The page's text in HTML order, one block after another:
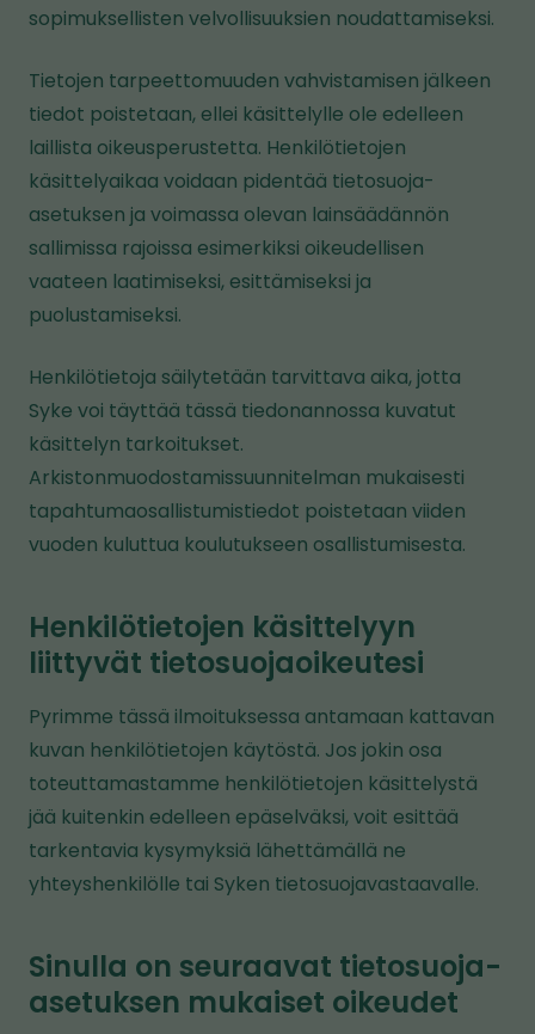
sopimuksellisten velvollisuuksien noudattamiseksi.
Tietojen tarpeettomuuden vahvistamisen jälkeen
tiedot poistetaan, ellei käsittelylle ole edelleen
laillista oikeusperustetta. Henkilötietojen
käsittelyaikaa voidaan pidentää tietosuoja-
asetuksen ja voimassa olevan lainsäädännön
sallimissa rajoissa esimerkiksi oikeudellisen
vaateen laatimiseksi, esittämiseksi ja
puolustamiseksi.
Henkilötietoja säilytetään tarvittava aika, jotta
Syke voi täyttää tässä tiedonannossa kuvatut
käsittelyn tarkoitukset.
Arkistonmuodostamissuunnitelman mukaisesti
tapahtumaosallistumistiedot poistetaan viiden
vuoden kuluttua koulutukseen osallistumisesta.
Henkilötietojen käsittelyyn
liittyvät tietosuojaoikeutesi
Pyrimme tässä ilmoituksessa antamaan kattavan
kuvan henkilötietojen käytöstä. Jos jokin osa
toteuttamastamme henkilötietojen käsittelystä
jää kuitenkin edelleen epäselväksi, voit esittää
tarkentavia kysymyksiä lähettämällä ne
yhteyshenkilölle tai Syken tietosuojavastaavalle.
Sinulla on seuraavat tietosuoja-
asetuksen mukaiset oikeudet